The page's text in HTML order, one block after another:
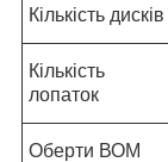
Кількість дисків
Кількість
лопаток
Оберти ВОМ